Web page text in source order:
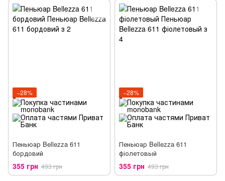
−28%
Пеньюар Bellezza 611
бордовий
355 грн 493 грн
−28%
Пеньюар Bellezza 611
фіолетовый
355 грн 493 грн